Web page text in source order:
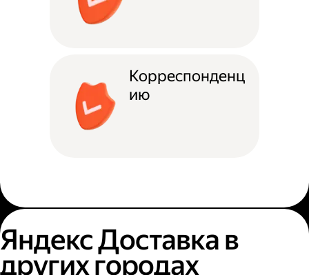
Корреспонденц
ию
Яндекс Доставка в
других городах